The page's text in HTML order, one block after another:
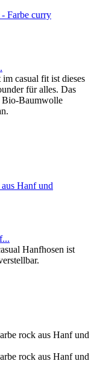
casual fit ist dieses
für alles. Das
Bio-Baumwolle
Hanfhosen ist